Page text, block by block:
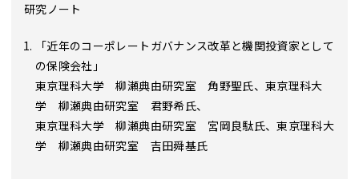
研究ノート
「近年のコーポレートガバナンス改革と機関投資家として
の保険会社」
東京理科大学 柳瀬典由研究室 角野聖氏、東京理科大
学 柳瀬典由研究室 君野希氏、
東京理科大学 柳瀬典由研究室 宮岡良駄氏、東京理科大
学 柳瀬典由研究室 吉田舜基氏